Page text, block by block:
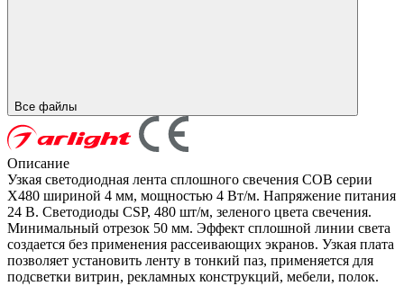
Все файлы
Описание
Узкая светодиодная лента сплошного свечения COB серии
X480 шириной 4 мм, мощностью 4 Вт/м. Напряжение питания
24 В. Светодиоды CSP, 480 шт/м, зеленого цвета свечения.
Минимальный отрезок 50 мм. Эффект сплошной линии света
создается без применения рассеивающих экранов. Узкая плата
позволяет установить ленту в тонкий паз, применяется для
подсветки витрин, рекламных конструкций, мебели, полок.